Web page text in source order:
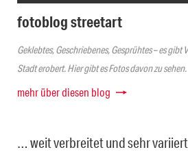
fotoblog streetart
Geklebtes, Geschriebenes, Gesprühtes – es gibt
Stadt erobert. Hier gibt es Fotos davon zu sehen.
mehr über diesen blog
… weit verbreitet und sehr